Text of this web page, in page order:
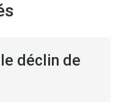
déclin de